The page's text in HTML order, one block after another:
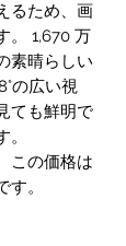
るため、画
。 1,670 万
素晴らしい
の広い視
ても鮮明で
この価格は
。